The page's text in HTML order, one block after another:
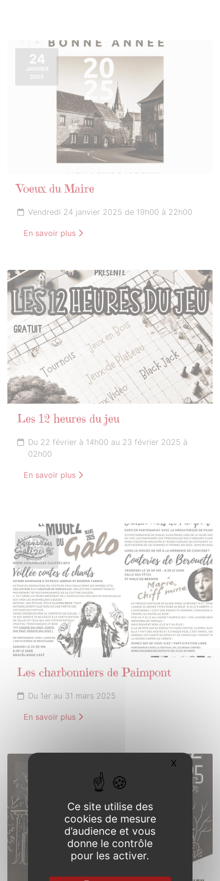
24
JANVIER
2025
Voeux du Maire
Vendredi 24 janvier 2025 de 19h00 à 22h00
En savoir plus
22
FÉVRIER
2025
Les 12 heures du jeu
Du 22 février à 14h00 au 23 février 2025 à
02h00
En savoir plus
1er
MARS
2025
Les charbonniers de Paimpont
Du 1er au 31 mars 2025
En savoir plus
Ce site utilise des
cookies de mesure
d’audience et vous
donne le contrôle
pour les activer.
X Masquer